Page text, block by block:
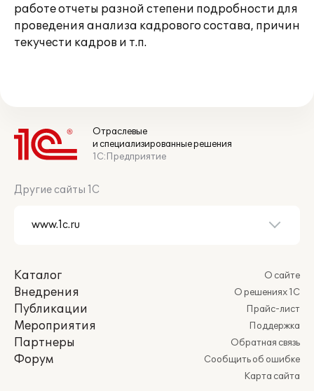
работе отчеты разной степени подробности для
проведения анализа кадрового состава, причин
текучести кадров и т.п.
Отраслевые
и специализированные решения
1С:Предприятие
Другие сайты 1С
Каталог
Внедрения
Публикации
Мероприятия
Партнеры
Форум
О сайте
О решениях 1С
Прайс-лист
Поддержка
Обратная связь
Сообщить об ошибке
Карта сайта